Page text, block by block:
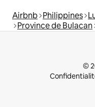
Airbnb Philippines
Province de Bulacan
©